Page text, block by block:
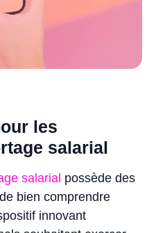
les
salarial
salarial possède des
bien comprendre
innovant